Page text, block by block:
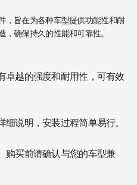
，旨在为各种车型提供功能性和耐
，确保持久的性能和可靠性。
卓越的强度和耐用性，可有效
说明，安装过程简单易行。
购买前请确认与您的车型兼